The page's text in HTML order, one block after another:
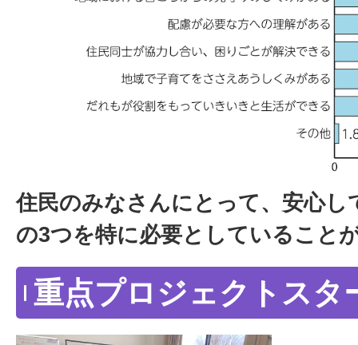
住民のみなさんにとって、安心し
の3つを特に必要としていること
重点プロジェクトスタ